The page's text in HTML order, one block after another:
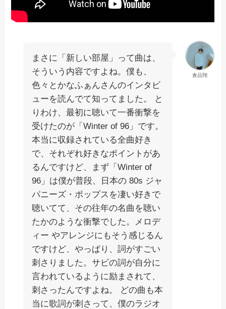
倉品翔
まさに「新しい部屋」って曲は、
そういう内容ですよね。僕も、
色々とかなふぁんさんのインタビ
ューを読んでて知ってました。 と
りわけ、最初に聴いて一番衝撃を
受けたのが「Winter of 96」です。
本当に収録されている全曲好き
で、それぞれ好きなポイントがあ
るんですけど、まず「Winter of
96」は僕が普段、日本の 80s ジャ
パニーズ・ポップスを凄い好きで
聴いてて、その往年の名曲を聴い
たかのような衝撃でした。メロデ
ィー やアレンジにもそう感じるん
ですけど、やっぱり、詞がすごい
刺さりました。サビの詞が自分に
言われているように励まされて、
刺さったんですよね。 どの曲も本
当に歌詞が刺さって、僕のラジオ